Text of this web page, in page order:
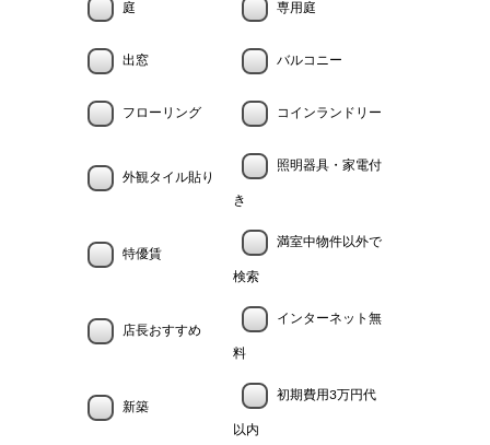
庭 専用庭
出窓 バルコニー
フローリング コインランドリー
外観タイル貼り
照明器具・家電付
き
特優賃
満室中物件以外で
検索
店長おすすめ
インターネット無
料
新築
初期費用3万円代
以内